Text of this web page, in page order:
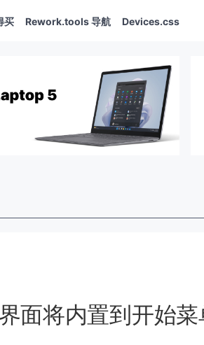
买 Rework.tools 导航 Devices.css
面将内置到开始菜